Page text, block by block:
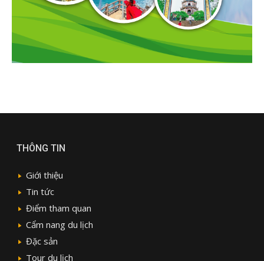
THÔNG TIN
Giới thiệu
Tin tức
Điểm tham quan
Cẩm nang du lịch
Đặc sản
Tour du lịch